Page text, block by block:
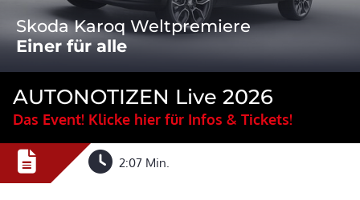
Skoda Karoq Weltpremiere
Einer für alle
AUTONOTIZEN Live 2026
Das Event! Klicke hier für Infos & Tickets!
2:07 Min.